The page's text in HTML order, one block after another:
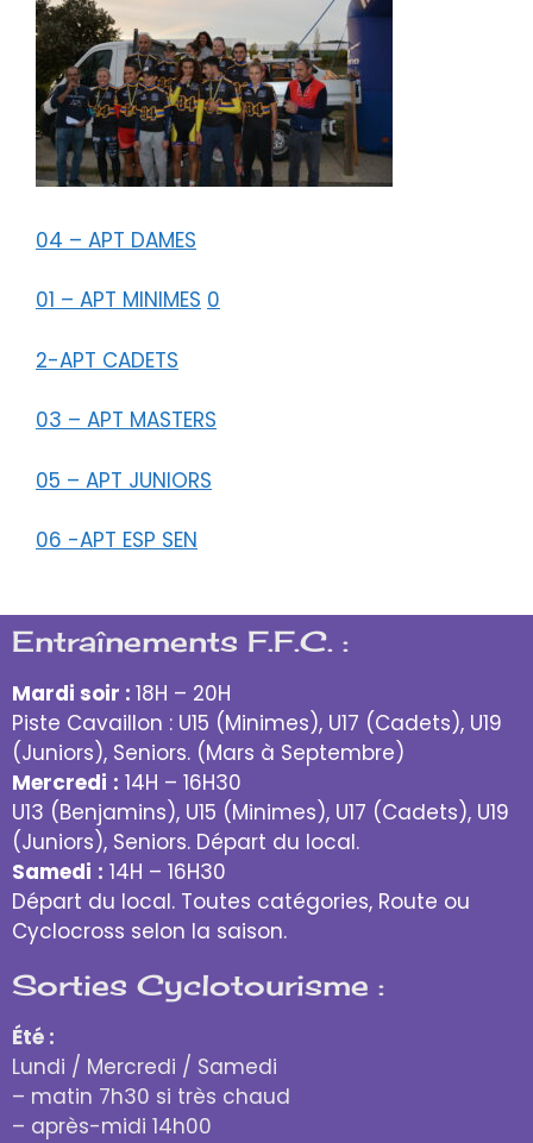
04 – APT DAMES
01 – APT MINIMES 0
2-APT CADETS
03 – APT MASTERS
05 – APT JUNIORS
06 -APT ESP SEN
Entraînements F.F.C. :
Mardi soir : 18H – 20H
Piste Cavaillon : U15 (Minimes), U17 (Cadets), U19
(Juniors), Seniors. (Mars à Septembre)
Mercredi : 14H – 16H30
U13 (Benjamins), U15 (Minimes), U17 (Cadets), U19
(Juniors), Seniors. Départ du local.
Samedi : 14H – 16H30
Départ du local. Toutes catégories, Route ou
Cyclocross selon la saison.
Sorties Cyclotourisme :
Été :
Lundi / Mercredi / Samedi
– matin 7h30 si très chaud
– après-midi 14h00